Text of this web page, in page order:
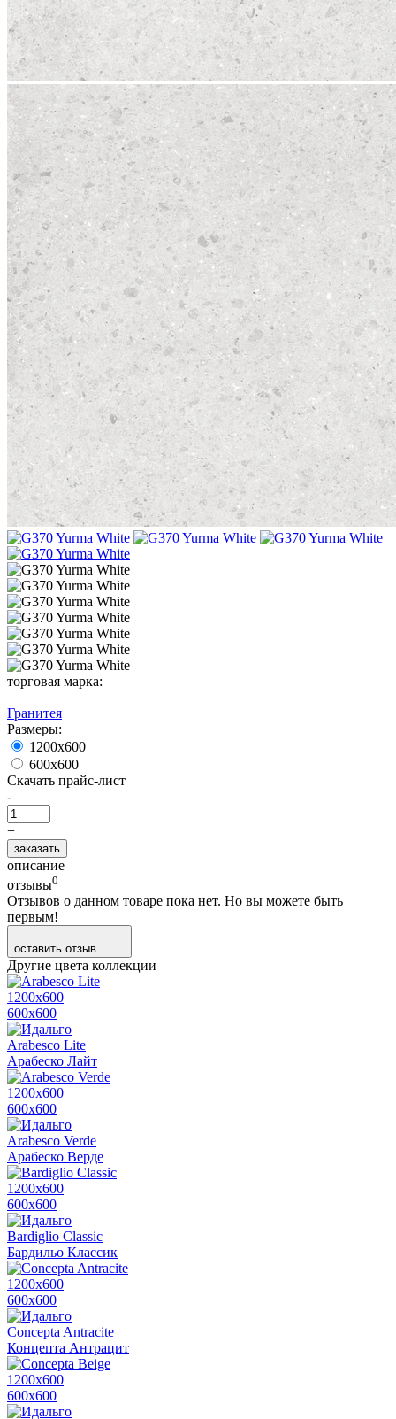
торговая марка:
Гранитея
Размеры:
1200х600
600х600
Скачать прайс-лист
-
+
заказать
описание
отзывы0
Отзывов о данном товаре пока нет. Но вы можете быть
первым!
оставить отзыв
Другие цвета коллекции
1200х600
600х600
Arabesco Lite
Арабеско Лайт
1200х600
600х600
Arabesco Verde
Арабеско Верде
1200х600
600х600
Bardiglio Classic
Бардильо Классик
1200х600
600х600
Concepta Antracite
Концепта Антрацит
1200х600
600х600